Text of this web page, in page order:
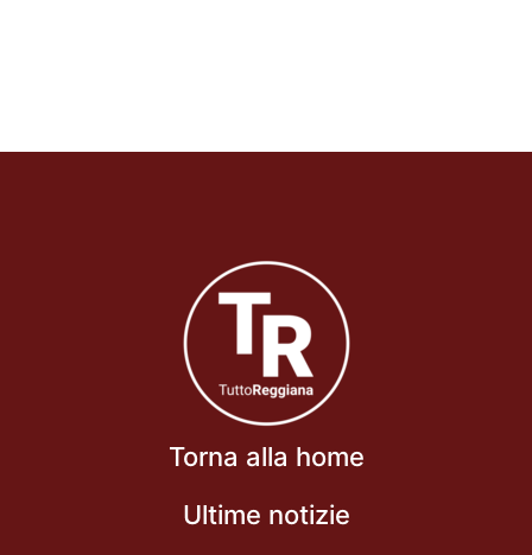
Torna alla home
Ultime notizie